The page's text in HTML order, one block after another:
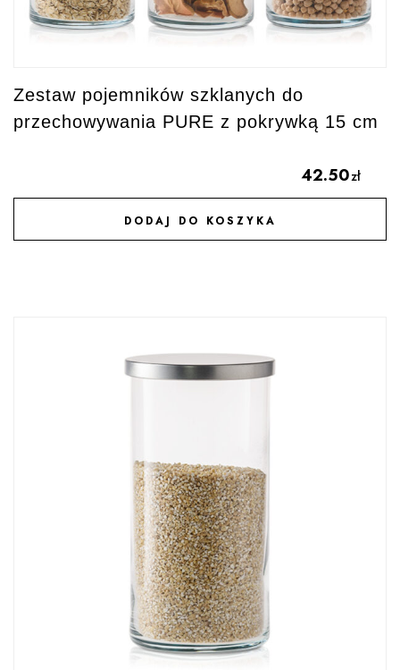
Zestaw pojemników szklanych do
przechowywania PURE z pokrywką 15 cm
42.50zł
DODAJ DO KOSZYKA
DODAJ DO ULUBIONYCH